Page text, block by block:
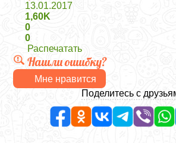
13.01.2017
1,60K
0
0
Распечатать
Нашли ошибку?
Мне нравится
Поделитесь с